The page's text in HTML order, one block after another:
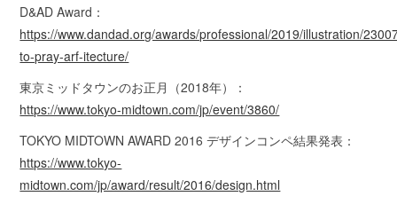
D&AD Award：
https://www.dandad.org/awards/professional/2019/illustration/
to-pray-arf-itecture/
東京ミッドタウンのお正月（2018年）：
https://www.tokyo-midtown.com/jp/event/3860/
TOKYO MIDTOWN AWARD 2016 デザインコンペ結果発表：
https://www.tokyo-
midtown.com/jp/award/result/2016/design.html